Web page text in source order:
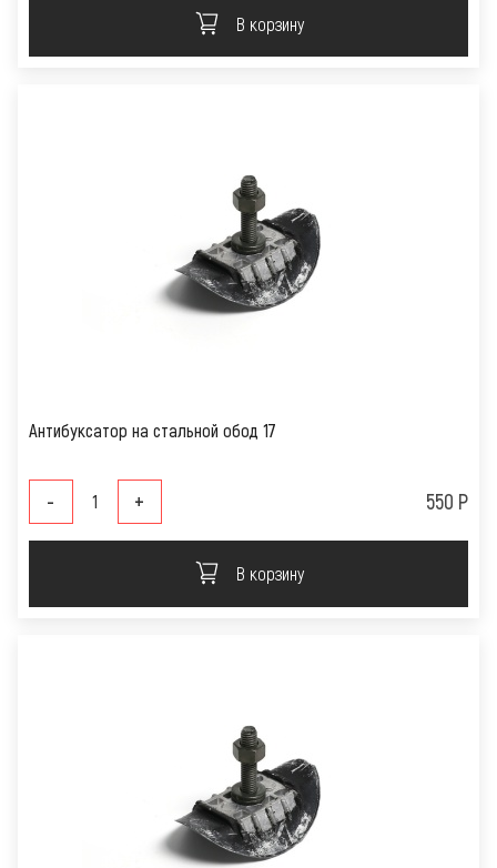
В корзину
Антибуксатор на стальной обод 17
- + 550 Р
В корзину